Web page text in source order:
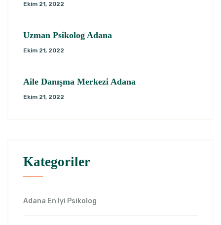
Ekim 21, 2022
Uzman Psikolog Adana
Ekim 21, 2022
Aile Danışma Merkezi Adana
Ekim 21, 2022
Kategoriler
Adana En Iyi Psikolog